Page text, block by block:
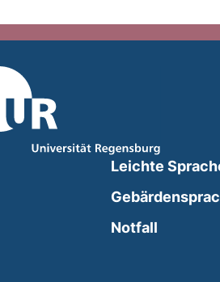
opens in a new window)
Leichte
Notfall